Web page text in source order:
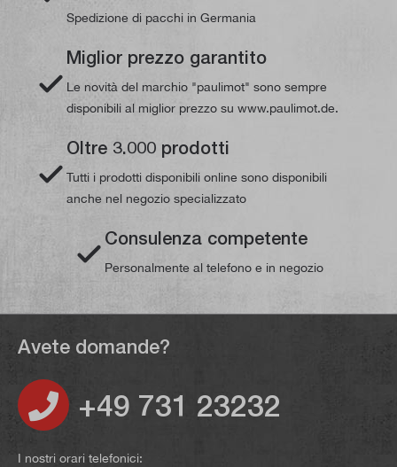
Spedizione di pacchi in Germania
Miglior prezzo garantito
Le novità del marchio "paulimot" sono sempre
disponibili al miglior prezzo su www.paulimot.de.
Oltre 3.000 prodotti
Tutti i prodotti disponibili online sono disponibili
anche nel negozio specializzato
Consulenza competente
Personalmente al telefono e in negozio
Avete domande?
+49 731 23232
I nostri orari telefonici: